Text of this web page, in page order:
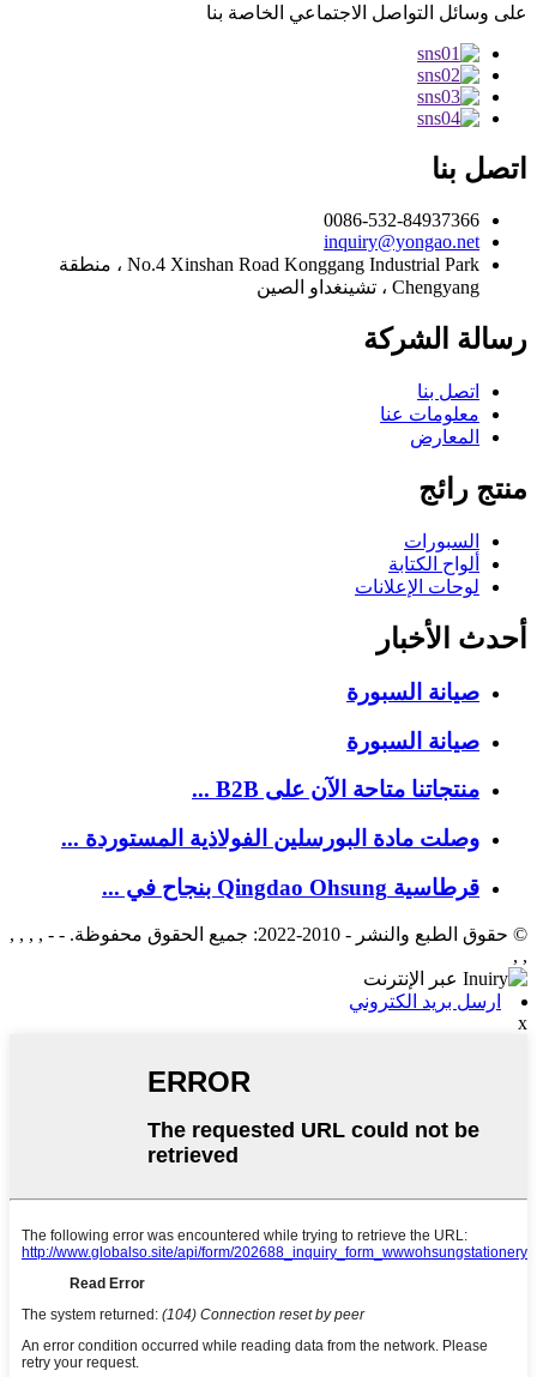
على وسائل التواصل الاجتماعي الخاصة بنا
اتصل بنا
0086-532-84937366
inquiry@yongao.net
No.4 Xinshan Road Konggang Industrial Park ، منطقة
Chengyang ، تشينغداو الصين
رسالة الشركة
اتصل بنا
معلومات عنا
المعارض
منتج رائج
السبورات
ألواح الكتابة
لوحات الإعلانات
أحدث الأخبار
صيانة السبورة
صيانة السبورة
منتجاتنا متاحة الآن على B2B ...
وصلت مادة البورسلين الفولاذية المستوردة ...
قرطاسية Qingdao Ohsung بنجاح في ...
© حقوق الطبع والنشر - 2010-2022: جميع الحقوق محفوظة. - - , , , ,
, ,
ارسل بريد الكتروني
x